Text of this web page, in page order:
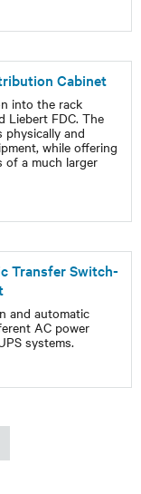
Cabinet
into the rack
Liebert FDC. The
physically and
while offering
a much larger
Transfer Switch-
and automatic
AC power
systems.